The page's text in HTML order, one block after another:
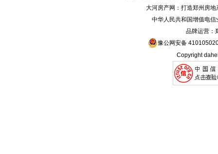
大河房产网 ：打造郑州房地
中华人民共和国增值电
品牌运营：
豫公网安备
Copyright